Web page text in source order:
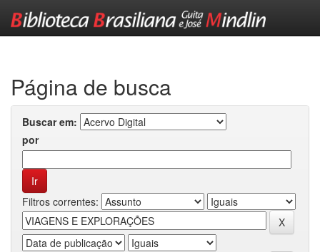
Página de busca
Buscar em:
por
Filtros correntes: